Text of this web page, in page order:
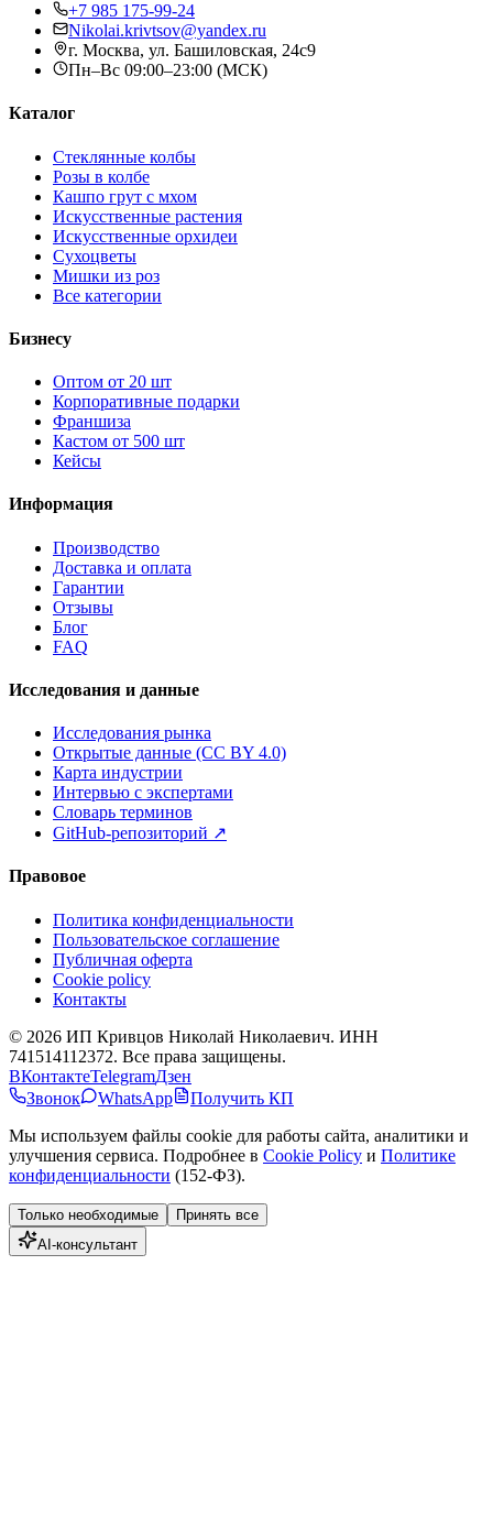
+7 985 175-99-24
Nikolai.krivtsov@yandex.ru
г. Москва, ул. Башиловская, 24с9
Пн–Вс 09:00–23:00 (МСК)
Каталог
Стеклянные колбы
Розы в колбе
Кашпо грут с мхом
Искусственные растения
Искусственные орхидеи
Сухоцветы
Мишки из роз
Все категории
Бизнесу
Оптом от 20 шт
Корпоративные подарки
Франшиза
Кастом от 500 шт
Кейсы
Информация
Производство
Доставка и оплата
Гарантии
Отзывы
Блог
FAQ
Исследования и данные
Исследования рынка
Открытые данные (CC BY 4.0)
Карта индустрии
Интервью с экспертами
Словарь терминов
GitHub-репозиторий ↗
Правовое
Политика конфиденциальности
Пользовательское соглашение
Публичная оферта
Cookie policy
Контакты
© 2026 ИП Кривцов Николай Николаевич. ИНН
741514112372. Все права защищены.
ВКонтактеTelegramДзен
Звонок
WhatsApp
Получить КП
Мы используем файлы cookie для работы сайта, аналитики и
улучшения сервиса. Подробнее в Cookie Policy и Политике
конфиденциальности (152-ФЗ).
Только необходимые
Принять все
AI-консультант